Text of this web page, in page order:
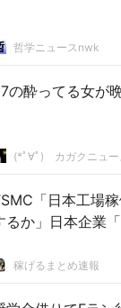
哲学ニュースnwk
の酔ってる女が
(*ﾟ∀ﾟ)ゞカガクニュー
「日本工場
るか」日本企業
稼げるまとめ速報